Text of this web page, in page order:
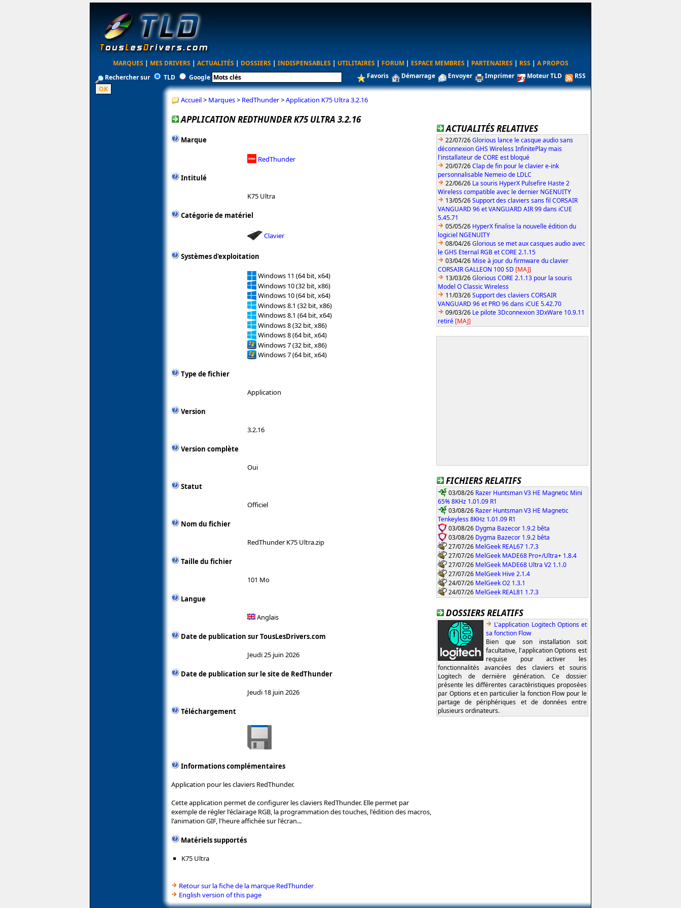
MARQUES | MES DRIVERS | ACTUALITÉS | DOSSIERS | INDISPENSABLES | UTILITAIRES | FORUM | ESPACE MEMBRES | PARTENAIRES | RSS | A PROPOS
Rechercher sur
TLD Google Favoris Démarrage Envoyer Imprimer Moteur TLD RSS
Accueil> Marques> RedThunder>Application K75 Ultra 3.2.16
APPLICATION REDTHUNDER K75 ULTRA 3.2.16
Marque
RedThunder
Intitulé
K75 Ultra
Catégorie de matériel
Clavier
Systèmes d'exploitation
Windows 11 (64 bit, x64)
Windows 10 (32 bit, x86)
Windows 10 (64 bit, x64)
Windows 8.1 (32 bit, x86)
Windows 8.1 (64 bit, x64)
Windows 8 (32 bit, x86)
Windows 8 (64 bit, x64)
Windows 7 (32 bit, x86)
Windows 7 (64 bit, x64)
Type de fichier
Application
Version
3.2.16
Version complète
Oui
Statut
Officiel
Nom du fichier
RedThunder K75 Ultra.zip
Taille du fichier
101 Mo
Langue
Anglais
Date de publication sur TousLesDrivers.com
Jeudi 25 juin 2026
Date de publication sur le site de RedThunder
Jeudi 18 juin 2026
Téléchargement
Informations complémentaires
Application pour les claviers RedThunder.
Cette application permet de configurer les claviers RedThunder. Elle permet par
exemple de régler l'éclairage RGB, la programmation des touches, l'édition des macros,
l'animation GIF, l'heure affichée sur l'écran...
Matériels supportés
K75 Ultra
Retour sur la fiche de la marque RedThunder
English version of this page
ACTUALITÉS RELATIVES
22/07/26Glorious lance le casque audio sans
déconnexion GHS Wireless InfinitePlay mais
l'installateur de CORE est bloqué
20/07/26Clap de fin pour le clavier e-ink
personnalisable Nemeio de LDLC
22/06/26 La souris HyperX Pulsefire Haste 2
Wireless compatible avec le dernier NGENUITY
13/05/26Support des claviers sans fil CORSAIR
VANGUARD 96 et VANGUARD AIR 99 dans iCUE
5.45.71
05/05/26 HyperX finalise la nouvelle édition du
logiciel NGENUITY
08/04/26Glorious se met aux casques audio avec
le GHS Eternal RGB et CORE 2.1.15
03/04/26 Mise à jour du firmware du clavier
CORSAIR GALLEON 100 SD [MAJ]
13/03/26Glorious CORE 2.1.13 pour la souris
Model O Classic Wireless
11/03/26Support des claviers CORSAIR
VANGUARD 96 et PRO 96 dans iCUE 5.42.70
09/03/26 Le pilote 3Dconnexion 3DxWare 10.9.11
retiré [MAJ]
FICHIERS RELATIFS
03/08/26 Razer Huntsman V3 HE Magnetic Mini
65% 8KHz 1.01.09 R1
03/08/26 Razer Huntsman V3 HE Magnetic
Tenkeyless 8KHz 1.01.09 R1
03/08/26 Dygma Bazecor 1.9.2 bêta
03/08/26 Dygma Bazecor 1.9.2 bêta
27/07/26 MelGeek REAL67 1.7.3
27/07/26 MelGeek MADE68 Pro+/Ultra+ 1.8.4
27/07/26 MelGeek MADE68 Ultra V2 1.1.0
27/07/26 MelGeek Hive 2.1.4
24/07/26 MelGeek O2 1.3.1
24/07/26 MelGeek REAL81 1.7.3
DOSSIERS RELATIFS
L'application Logitech Options et
sa fonction Flow
Bien que son installation soit
facultative, l'application Options est
requise pour activer les
fonctionnalités avancées des claviers et souris
Logitech de dernière génération. Ce dossier
présente les différentes caractéristiques proposées
par Options et en particulier la fonction Flow pour le
partage de périphériques et de données entre
plusieurs ordinateurs.